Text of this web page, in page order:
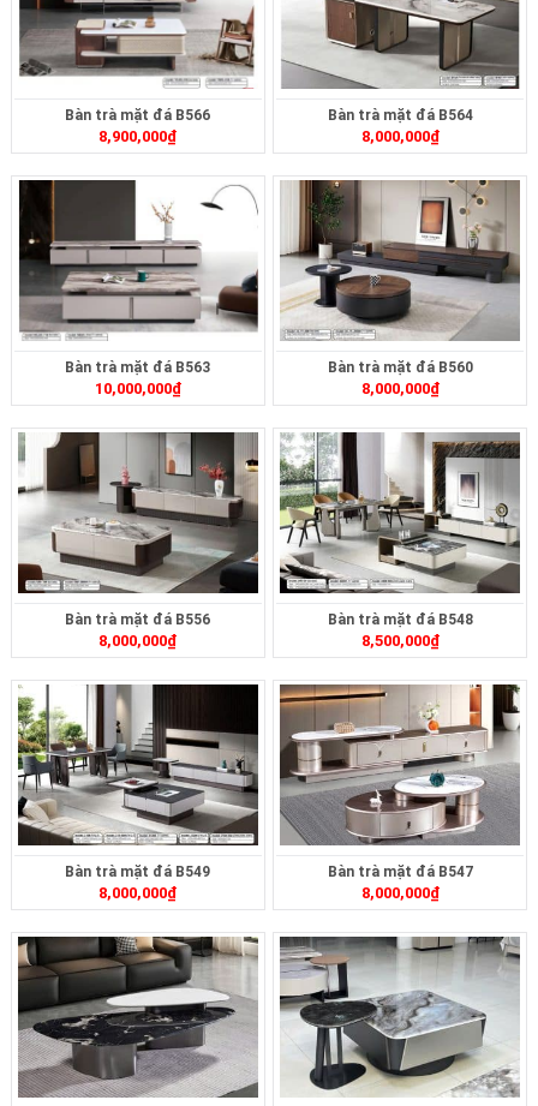
Bàn trà mặt đá B566
8,900,000₫
Bàn trà mặt đá B564
8,000,000₫
Bàn trà mặt đá B563
10,000,000₫
Bàn trà mặt đá B560
8,000,000₫
Bàn trà mặt đá B556
8,000,000₫
Bàn trà mặt đá B548
8,500,000₫
Bàn trà mặt đá B549
8,000,000₫
Bàn trà mặt đá B547
8,000,000₫